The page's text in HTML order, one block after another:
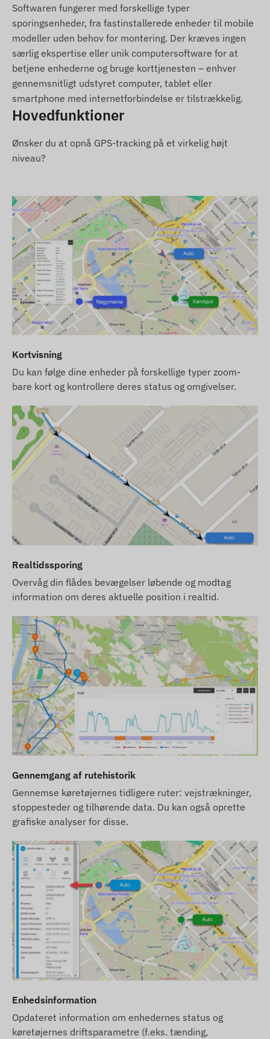
For at enheden skal fungere, kræves et aktivt
nano-SIM-kort med tale- og datatrafik, som skal
leveres af brugeren. Nøjagtigheden af
positioneringen kan variere afhængigt af
miljøforhold (afskærmning fra bygninger,
terrænforhold). For at enheden skal fungere
problemfrit, kræves en aktiv forbindelse til
satellitsystemer og mobilnetværket.
Driftsregion
Købsmuligheder
Hvis du kun køber enheden (uden
softwareabonnement), leveres den med
fabriksindstillinger. Du skal selv sørge for SIM-
kortet, dets indstillinger og driften af kortet
(tankning, årlig datavalidering).
Hvis du køber et softwareabonnement sammen
med enheden, men intet SIM-kort, leverer vi
enheden allerede registreret i vores software og
klar til brug. Anskaffelse, opsætning og drift af
SIM-kortet er dog stadig dit ansvar.
enheden og softwareabonnementet, leverer vi
enheden og SIM-kortet klar til brug med
softwaren, og vi sørger for den løbende drift af
kortet – du behøver ikke at gøre noget i den
forbindelse.
Ved softwareabonnement, hvis du udover e-mail-
notifikationer også ønsker at benytte vores
softwares SMS-alarmtjeneste, bedes du købe et
SMS-kreditkort, som du finder under relaterede
produkter i vores webshop.
Enhedsbeskrivelserne og billederne på
hjemmesiden er baseret på information
præcise eller fejlfrie. Producenten forbeholder sig
retten til at ændre visse parametre eller
emballagen af produktet uden forudgående varsel
- opdateringen af data relateret til disse på vores
hjemmeside finder sted efter detektering og
evaluering af ændringerne.
Softwaren fungerer med forskellige typer
sporingsenheder, fra fastinstallerede enheder til mobile
modeller uden behov for montering. Der kræves ingen
særlig ekspertise eller unik computersoftware for at
betjene enhederne og bruge korttjenesten – enhver
gennemsnitligt udstyret computer, tablet eller
smartphone med internetforbindelse er tilstrækkelig.
Hovedfunktioner
Ønsker du at opnå GPS-tracking på et virkelig højt
niveau?
Kortvisning
Du kan følge dine enheder på forskellige typer zoom-
bare kort og kontrollere deres status og omgivelser.
Realtidssporing
Overvåg din flådes bevægelser løbende og modtag
information om deres aktuelle position i realtid.
Gennemgang af rutehistorik
Gennemse køretøjernes tidligere ruter: vejstrækninger,
stoppesteder og tilhørende data. Du kan også oprette
grafiske analyser for disse.
Enhedsinformation
Opdateret information om enhedernes status og
køretøjernes driftsparametre (f.eks. tænding,